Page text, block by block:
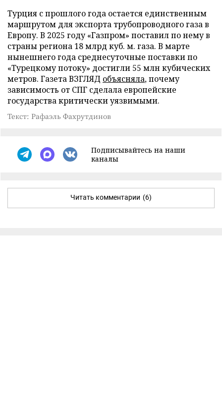
Турция с прошлого года остается единственным
маршрутом для экспорта трубопроводного газа в
Европу. В 2025 году «Газпром» поставил по нему в
страны региона 18 млрд куб. м. газа. В марте
нынешнего года среднесуточные поставки по
«Турецкому потоку» достигли 55 млн кубических
метров. Газета ВЗГЛЯД объясняла, почему
зависимость от СПГ сделала европейские
государства критически уязвимыми.
Текст: Рафаэль Фахрутдинов
Подписывайтесь на наши
каналы
Читать комментарии (6)